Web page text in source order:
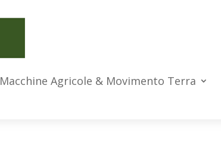
Macchine Agricole & Movimento Terra